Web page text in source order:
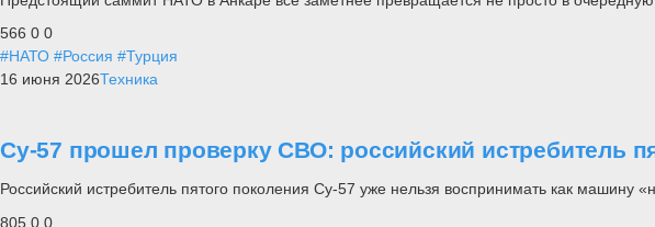
566 0 0
#НАТО #Россия #Турция
16 июня 2026Техника
Су-57 прошел проверку СВО: российский истребитель
Российский истребитель пятого поколения Су-57 уже нельзя воспринимать как машину
805 0 0